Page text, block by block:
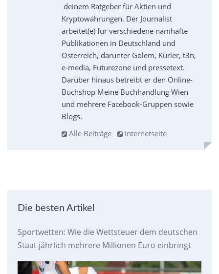
deinem Ratgeber für Aktien und
Kryptowährungen. Der Journalist
arbeitet(e) für verschiedene namhafte
Publikationen in Deutschland und
Österreich, darunter Golem, Kurier, t3n,
e-media, Futurezone und pressetext.
Darüber hinaus betreibt er den Online-
Buchshop Meine Buchhandlung Wien
und mehrere Facebook-Gruppen sowie
Blogs.
Alle Beiträge
Internetseite
Die besten Artikel
Sportwetten: Wie die Wettsteuer dem deutschen
Staat jährlich mehrere Millionen Euro einbringt